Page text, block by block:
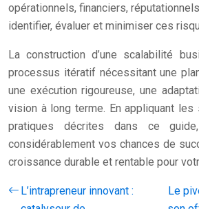
opérationnels, financiers,
identifier, évaluer et minimiser ces
La construction d’une scalabilité
processus itératif nécessitant une
une exécution rigoureuse, une
vision à long terme. En appliquant
pratiques décrites dans ce
considérablement vos chances de
croissance durable et rentable pour
L’intrapreneur innovant :
Le